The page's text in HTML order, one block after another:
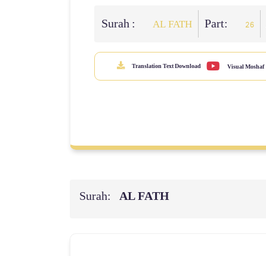
Surah : AL FATH Part: 26
Translation Text Download Visual Moshaf
Surah: AL FATH